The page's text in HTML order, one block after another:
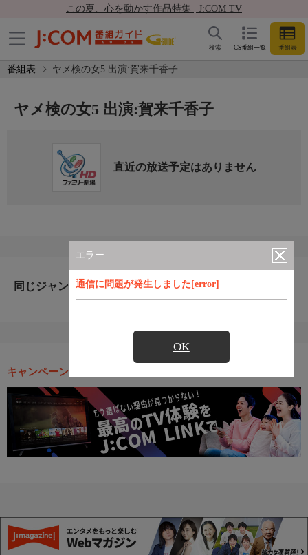
この夏、心を動かす作品特集 | J:COM TV
CS番組一覧 番組表
検索
番組表 ヤメ検の女5 出演:賀来千香子
エラー
通信に問題が発生しました[error]
OK
ヤメ検の女5 出演:賀来千香子
直近の放送予定はありません
同じジャンルのおすすめ番組
キャンペーン・お得な情報